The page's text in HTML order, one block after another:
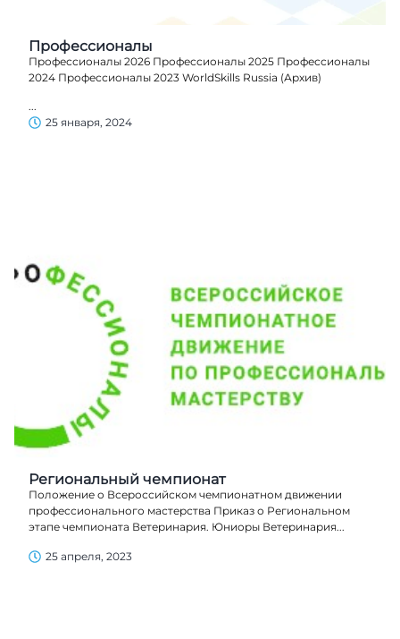
Профессионалы
Профессионалы 2026 Профессионалы 2025 Профессионалы
2024 Профессионалы 2023 WorldSkills Russia (Архив)
...
25 января, 2024
Региональный чемпионат
Положение о Всероссийском чемпионатном движении
профессионального мастерства Приказ о Региональном
этапе чемпионата Ветеринария. Юниоры Ветеринария...
25 апреля, 2023